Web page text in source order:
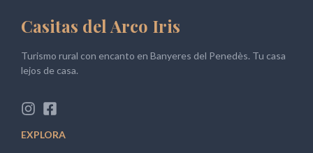
Casitas del Arco Iris
Turismo rural con encanto en Banyeres del Penedès. Tu casa
lejos de casa.
EXPLORA